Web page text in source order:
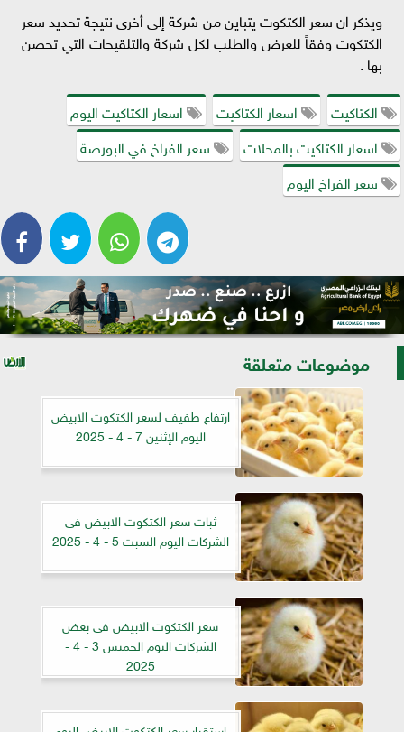
ويذكر ان سعر الكتكوت يتباين من شركة إلى أخرى نتيجة تحديد سعر
الكتكوت وفقاً للعرض والطلب لكل شركة والتلقيحات التي تحصن
بها .
الكتاكيت
اسعار الكتاكيت
اسعار الكتاكيت اليوم
اسعار الكتاكيت بالمحلات
سعر الفراخ في البورصة
سعر الفراخ اليوم
موضوعات متعلقة
ارتفاع طفيف لسعر الكتكوت الابيض
اليوم الإثنين 7 - 4 - 2025
ثبات سعر الكتكوت الابيض فى
الشركات اليوم السبت 5 - 4 - 2025
سعر الكتكوت الابيض فى بعض
الشركات اليوم الخميس 3 - 4 -
2025